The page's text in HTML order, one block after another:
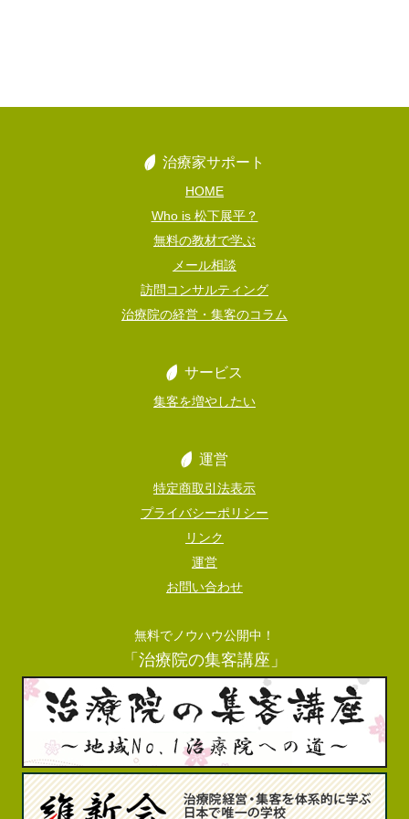
治療家サポート
HOME
Who is 松下展平？
無料の教材で学ぶ
メール相談
訪問コンサルティング
治療院の経営・集客のコラム
サービス
集客を増やしたい
運営
特定商取引法表示
プライバシーポリシー
リンク
運営
お問い合わせ